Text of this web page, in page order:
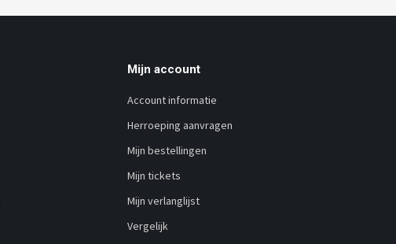
Mijn account
Account informatie
Herroeping aanvragen
Mijn bestellingen
Mijn tickets
Mijn verlanglijst
Vergelijk